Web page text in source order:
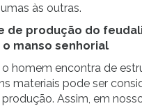
às outras.
de produção do
manso senhorial
homem encontra de
materiais pode ser
Assim, em